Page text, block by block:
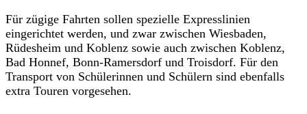
Für zügige Fahrten sollen spezielle Expresslinien
eingerichtet werden, und zwar zwischen Wiesbaden,
Rüdesheim und Koblenz sowie auch zwischen Koblenz,
Bad Honnef, Bonn-Ramersdorf und Troisdorf. Für den
Transport von Schülerinnen und Schülern sind ebenfalls
extra Touren vorgesehen.